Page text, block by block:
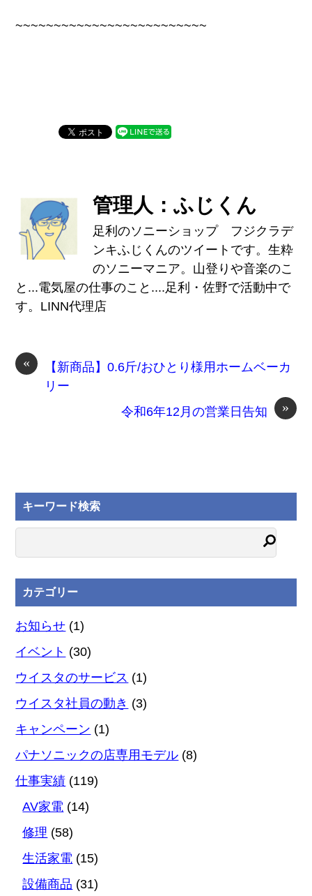
~~~~~~~~~~~~~~~~~~~~~~~~~
管理人：ふじくん
足利のソニーショップ フジクラデ
ンキふじくんのツイートです。生粋
のソニーマニア。山登りや音楽のこ
と...電気屋の仕事のこと....足利・佐野で活動中で
す。LINN代理店
«
【新商品】0.6斤/おひとり様用ホームベーカ
リー
»
令和6年12月の営業日告知
キーワード検索
カテゴリー
お知らせ (1)
イベント (30)
ウイスタのサービス (1)
ウイスタ社員の動き (3)
キャンペーン (1)
パナソニックの店専用モデル (8)
仕事実績 (119)
AV家電 (14)
修理 (58)
生活家電 (15)
設備商品 (31)